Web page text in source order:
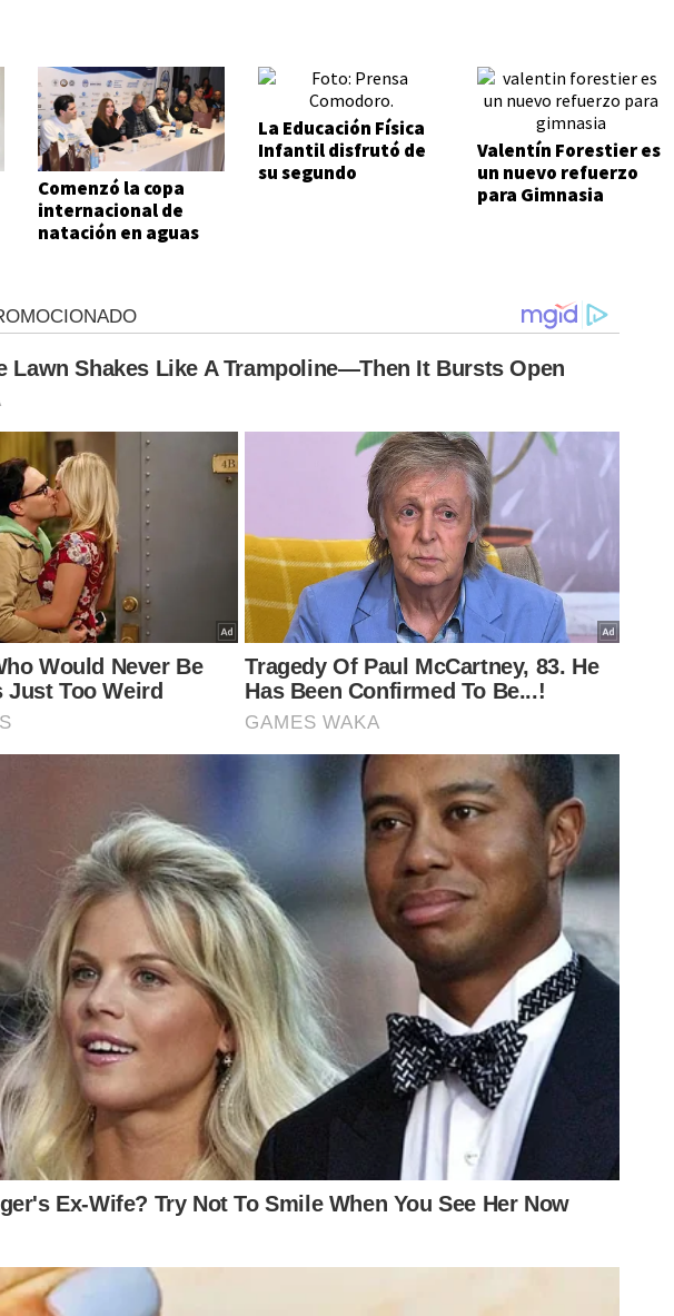
Comenzó la copa
internacional de
natación en aguas
La Educación Física
Infantil disfrutó de
su segundo
Valentín Forestier es
un nuevo refuerzo
para Gimnasia